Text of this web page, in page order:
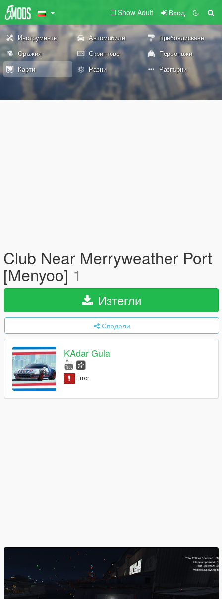
Show Adult Вход
Инструменти Автомобили Пребоядисване
Оръжия Скриптове
Персонажи
Карти
Разни Разгърни
Club Near Merryweather Port
[Menyoo] 1
Изтегли
Сподели
KAdar Gula